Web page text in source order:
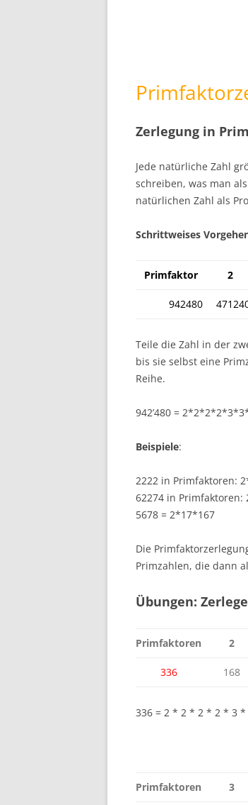
Zerlegung in
Jede natürliche Zahl
schreiben, was man als
natürlichen Zahl als
Schrittweises
Primfaktor 2
942480
Teile die Zahl in der
bis sie selbst eine
Reihe.
942’480 =
Beispiele:
2222 in Primfaktoren:
62274 in
5678 = 2*17*167
Die
Primzahlen, die dann
Übungen:
Primfaktoren 2
336 168
336 = 2 * 2 * 2 * 2 * 3 *
Primfaktoren 3